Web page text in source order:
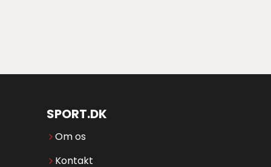
SPORT.DK
Om os
Kontakt